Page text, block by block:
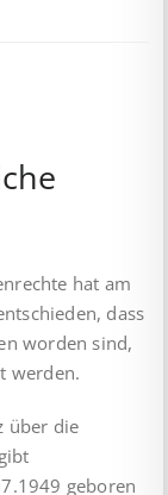
hat am
dass
worden sind,
werden.
über die
geboren